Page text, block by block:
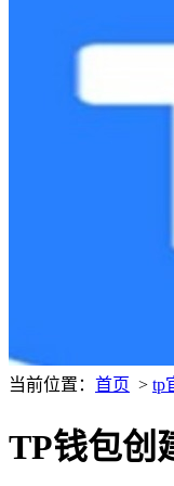
当前位置： 首页 > tp
TP钱包创